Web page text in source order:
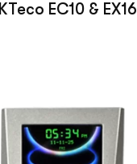
EC10 & EX16